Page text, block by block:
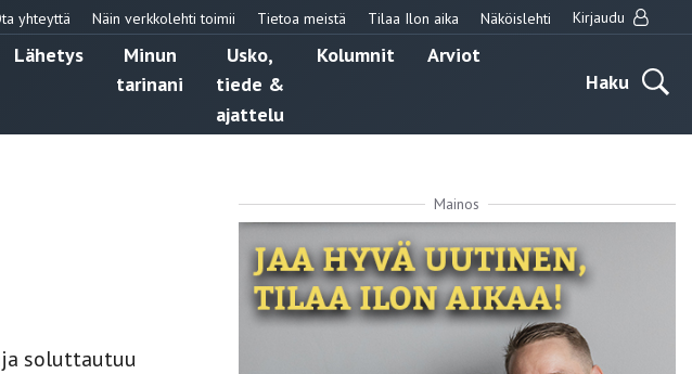
yhteyttä Näin verkkolehti toimii Tietoa meistä Tilaa Ilon aika Näköislehti Kirjaudu
Lähetys
Minun
tarinani
Usko,
tiede &
ajattelu
Kolumnit
Arviot
Haku
soluttautuu
Mainos